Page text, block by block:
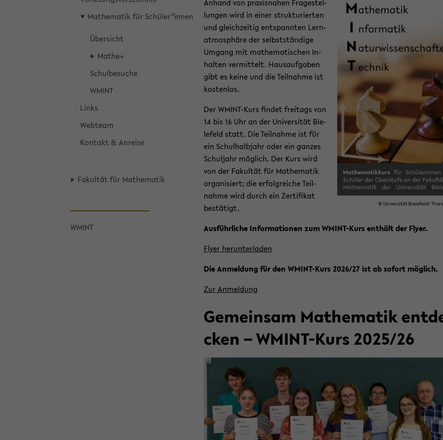
Ma­the­ma­tik für Schü­ler*innen
Über­sicht
Mathe+
Schul­be­su­che
WMINT
Links
Web­team
Kon­takt & An­rei­se
Fa­kul­tät für Ma­the­ma­tik
WMINT
© Uni­ver­si­tät Bie­le­feld/
An­hand von pra­xis­na­hen Fra­ge­stel­
lun­gen wird in einer struk­tu­rier­ten
und gleich­zei­tig ent­spann­ten Lern­
at­mo­sphä­re der selbst­stän­di­ge
Um­gang mit ma­the­ma­ti­schen In­
hal­ten ver­mit­telt. Haus­auf­ga­ben
gibt es keine und die Teil­nah­me ist
kos­ten­los.
Der WMINT-​Kurs fin­det frei­tags von
14 bis 16 Uhr an der Uni­ver­si­tät Bie­
le­feld statt. Die Teil­nah­me ist für
ein Schul­halb­jahr oder ein gan­zes
Schul­jahr mög­lich. Der Kurs wird
von der Fa­kul­tät für Ma­the­ma­tik
or­ga­ni­siert; die er­folg­rei­che Teil­
nah­me wird durch ein Zer­ti­fi­kat
be­stä­tigt.
Aus­führ­li­che In­for­ma­tio­nen zum WMINT-​Kurs ent­hält der Flyer.
Flyer her­un­ter­la­den
Die An­mel­dung für den WMINT-​Kurs 2026/27 ist ab so­fort mög­lich.
Zur An­mel­dung
Ge­mein­sam Ma­the­ma­tik
cken – WMINT-​Kurs 2025/26